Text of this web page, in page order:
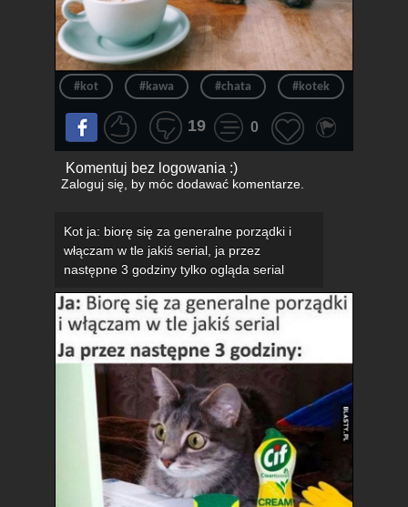
#kot #kawa #chata #kotek
19 0
Komentuj bez logowania :)
Zaloguj się, by móc dodawać komentarze.
Kot ja: biorę się za generalne porządki i
włączam w tle jakiś serial, ja przez
następne 3 godziny tylko ogląda serial